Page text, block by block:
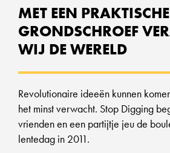
MET EEN PRAKTISCHE
GRONDSCHROEF
WIJ DE WERELD
Revolutionaire ideeën kunnen
het minst verwacht. Stop Digging
vrienden en een partijtje jeu de
lentedag in 2011.